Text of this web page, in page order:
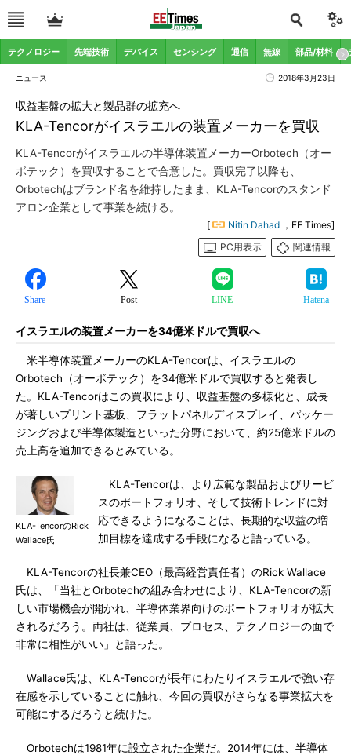
テクノロジー 先端技術 デバイス センシング 通信 無線 部品/材料
ニュース 2018年3月23日
KLA-Tencorがイスラエルの装置メーカーを買収
収益基盤の拡大と製品群の拡充へ
KLA-Tencorがイスラエルの半導体装置メーカーOrbotech（オー
ボテック）を買収することで合意した。買収完了以降も、
Orbotechはブランド名を維持したまま、KLA-Tencorのスタンド
アロン企業として事業を続ける。
[ Nitin Dahad ，EE Times]
PC用表示
関連情報
Share Post LINE Hatena
イスラエルの装置メーカーを34億米ドルで買収へ
米半導体装置メーカーのKLA-Tencorは、イスラエルの
Orbotech（オーボテック）を34億米ドルで買収すると発表し
た。KLA-Tencorはこの買収により、収益基盤の多様化と、成長
が著しいプリント基板、フラットパネルディスプレイ、パッケー
ジングおよび半導体製造といった分野において、約25億米ドルの
売上高を追加できるとみている。
KLA-TencorのRick
Wallace氏
KLA-Tencorは、より広範な製品およびサービ
スのポートフォリオ、そして技術トレンドに対
応できるようになることは、長期的な収益の増
加目標を達成する手段になると語っている。
KLA-Tencorの社長兼CEO（最高経営責任者）のRick Wallace
氏は、「当社とOrbotechの組み合わせにより、KLA-Tencorの新
しい市場機会が開かれ、半導体業界向けのポートフォリオが拡大
されるだろう。両社は、従業員、プロセス、テクノロジーの面で
非常に相性がいい」と語った。
Wallace氏は、KLA-Tencorが長年にわたりイスラエルで強い存
在感を示していることに触れ、今回の買収がさらなる事業拡大を
可能にするだろうと続けた。
Orbotechは1981年に設立された企業だ。2014年には、半導体